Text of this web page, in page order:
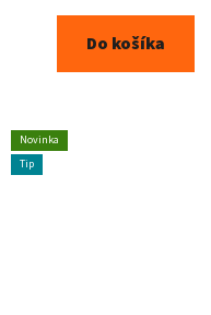
Do košíka
Novinka
Tip